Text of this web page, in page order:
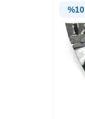
%10